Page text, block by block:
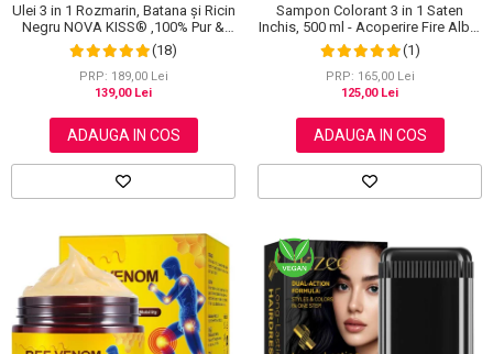
Ulei 3 in 1 Rozmarin, Batana și Ricin
Negru NOVA KISS® ,100% Pur &
Natural, Grad Terapeutic Premium,
pentru Cresterea Parului, Tratarea
Scalpului si Pielii, 60 ml
(18)
PRP: 189,00 Lei
139,00 Lei
ADAUGA IN COS
Sampon Colorant 3 in 1 Saten
Inchis, 500 ml - Acoperire Fire Albe,
Hranire si Anti-Cadere
(1)
PRP: 165,00 Lei
125,00 Lei
ADAUGA IN COS